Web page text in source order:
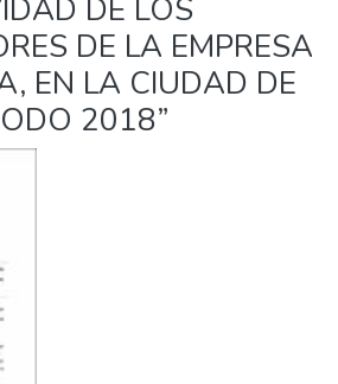
DE LOS
DE LA EMPRESA
EN LA CIUDAD DE
2018”